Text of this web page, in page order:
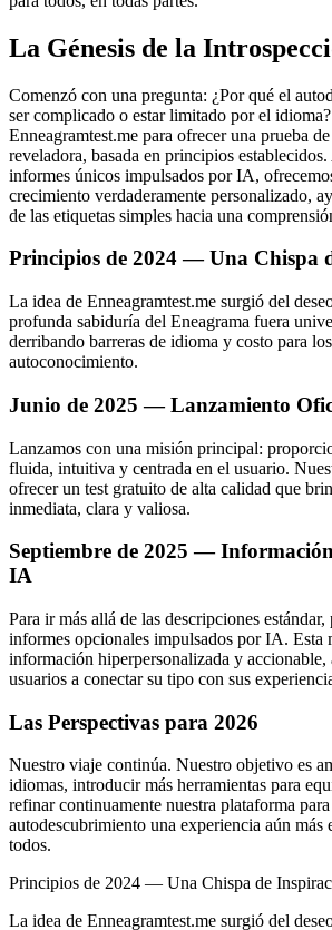
La Génesis de la
Comenzó con una pregunta: ¿Por qué el
ser complicado o estar limitado por el
Enneagramtest.me para ofrecer una prueba
reveladora, basada en principios
informes únicos impulsados por IA,
crecimiento verdaderamente personalizado,
de las etiquetas simples hacia una
Principios de 2024 — Una Chispa
La idea de Enneagramtest.me surgió del
profunda sabiduría del Eneagrama fuera
derribando barreras de idioma y costo para
autoconocimiento.
Junio de 2025 — Lanzamiento
Lanzamos con una misión principal:
fluida, intuitiva y centrada en el usuario.
ofrecer un test gratuito de alta calidad que
inmediata, clara y valiosa.
Septiembre de 2025 —
IA
Para ir más allá de las descripciones estándar,
informes opcionales impulsados por IA. Esta
información hiperpersonalizada y accionable,
usuarios a conectar su tipo con sus
Las Perspectivas para 2026
Nuestro viaje continúa. Nuestro objetivo es
idiomas, introducir más herramientas para
refinar continuamente nuestra plataforma
autodescubrimiento una experiencia aún más
todos.
Principios de 2024 — Una Chispa de
La idea de Enneagramtest.me surgió del